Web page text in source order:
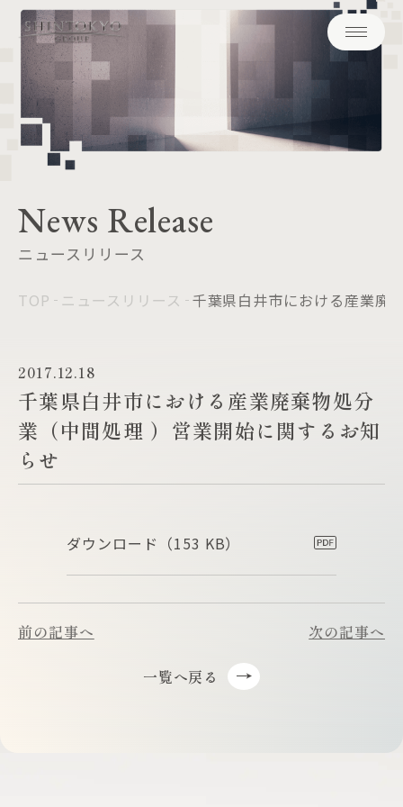
News Release
ニュースリリース
TOP ニュースリリース 千葉県白井市における産業廃
2017.12.18
千葉県白井市における産業廃棄物処分
業（中間処理 ）営業開始に関するお知
らせ
ダウンロード （153 KB）
前の記事へ
一覧へ戻る
次の記事へ